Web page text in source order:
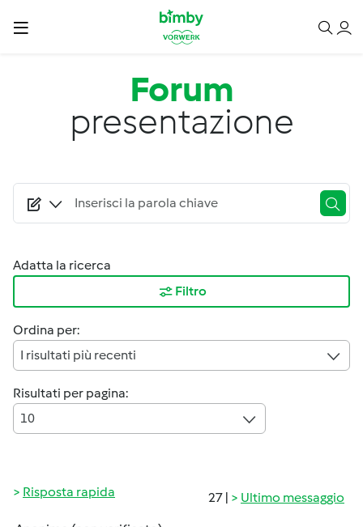
Salta al contenuto principale
Forum
presentazione
Adatta la ricerca
Filtro
Ordina per:
I risultati più recenti
Risultati per pagina:
10
27 | Ultimo messaggio
Risposta rapida